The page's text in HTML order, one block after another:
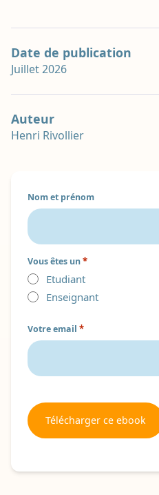
Date de publication
juillet 2026
Auteur
Henri Rivollier
Nom et prénom
Vous êtes un*
Etudiant
Enseignant
Votre email *